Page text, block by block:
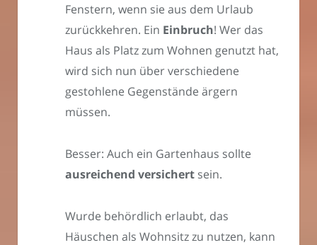
Fenstern, wenn sie aus dem Urlaub
zurückkehren. Ein Einbruch! Wer das
Haus als Platz zum Wohnen genutzt hat,
wird sich nun über verschiedene
gestohlene Gegenstände ärgern
müssen.
Besser: Auch ein Gartenhaus sollte
ausreichend versichert sein.
Wurde behördlich erlaubt, das
Häuschen als Wohnsitz zu nutzen, kann